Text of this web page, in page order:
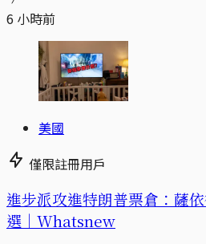
6 小時前
美國
僅限註冊用戶
進步派攻進特朗普票倉：薩
選｜Whatsnew